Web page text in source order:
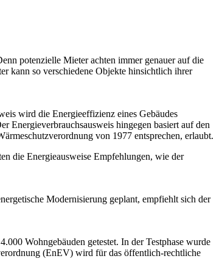
potenzielle Mieter achten immer genauer auf die
kann so verschiedene Objekte hinsichtlich ihrer
wird die Energieeffizienz eines Gebäudes
Energieverbrauchsausweis hingegen basiert auf den
von 1977 entsprechen, erlaubt.
die Energieausweise Empfehlungen, wie der
Modernisierung geplant, empfiehlt sich der
Wohngebäuden getestet. In der Testphase wurde
(EnEV) wird für das öffentlich-rechtliche